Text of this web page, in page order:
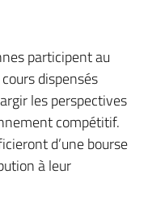
participent au
dispensés
les perspectives
compétitif.
d’une bourse
à leur